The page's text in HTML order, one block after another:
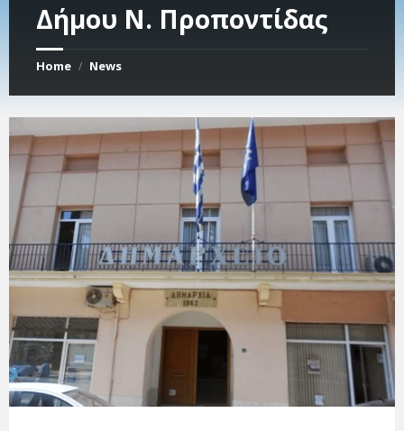
Δήμου Ν. Προποντίδας
Home / News